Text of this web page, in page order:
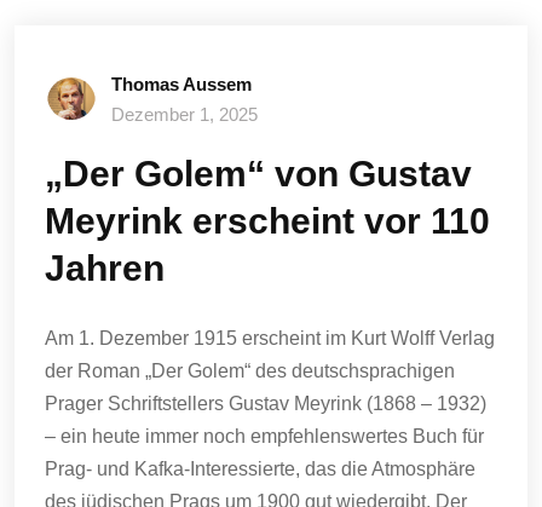
Thomas Aussem
Dezember 1, 2025
„Der Golem“ von Gustav
Meyrink erscheint vor 110
Jahren
Am 1. Dezember 1915 erscheint im Kurt Wolff Verlag
der Roman „Der Golem“ des deutschsprachigen
Prager Schriftstellers Gustav Meyrink (1868 – 1932)
– ein heute immer noch empfehlenswertes Buch für
Prag- und Kafka-Interessierte, das die Atmosphäre
des jüdischen Prags um 1900 gut wiedergibt. Der